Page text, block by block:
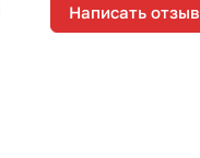
Написать отзыв